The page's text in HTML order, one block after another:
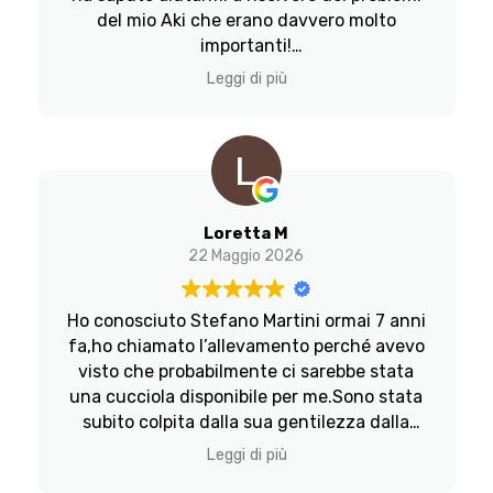
letteralmente travolto dal suo equilibrio e
dalla sua dolcezza, che potevano essere
così solo perchè negli anni sono le state
generale, che raramente ho visto in altri
cani.
Grazie Stefano per avermi affidato tua
figlia, è molto più di quanto potessi
immaginare!
del mio Aki che erano davvero molto
importanti!
Di una gentilezza unica!
Leggi di più
Loretta M
22 Maggio 2026
Ho conosciuto Stefano Martini ormai 7 anni
fa,ho chiamato l’allevamento perché avevo
visto che probabilmente ci sarebbe stata
una cucciola disponibile per me.Sono stata
subito colpita dalla sua gentilezza dalla
voce calma e dalla pazienza con cui mi ha
Leggi di più